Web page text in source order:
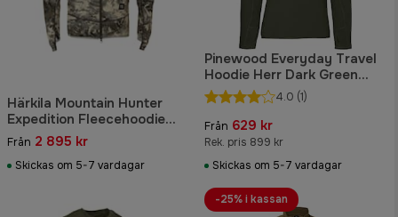
Härkila Mountain Hunter
Expedition Fleecehoodie
Herr AXIS MSP®Mountain
Från 2 895 kr
Skickas om 5-7 vardagar
Pinewood Everyday Travel
Hoodie Herr Dark Green
Melange
4.0 (1)
Från 629 kr
Rek. pris 899 kr
Skickas om 5-7 vardagar
-25% i kassan